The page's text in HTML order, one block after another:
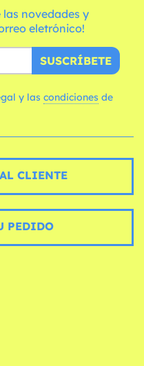
las novedades y
eletrónico!
SUSCRÍBETE
y las condiciones
CLIENTE
PEDIDO